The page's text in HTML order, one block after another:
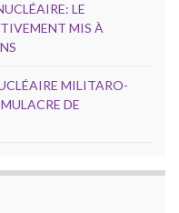
LE
MIS À
MILITARO-
DE